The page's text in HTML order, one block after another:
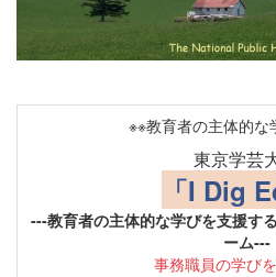
※※教育者の主体的な
東京学芸
「I Dig
---教育者の主体的な学びを支援す
ーム---
事務職員の学び